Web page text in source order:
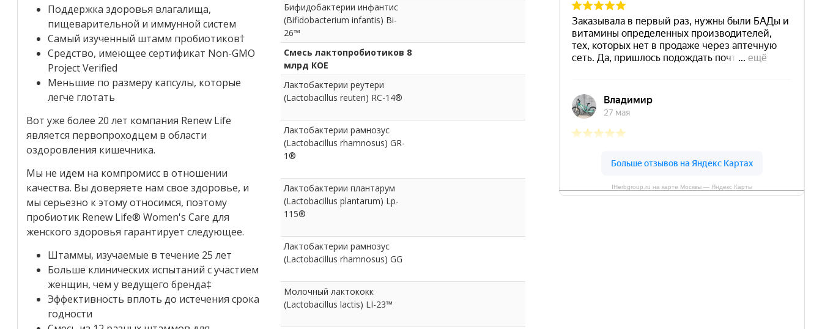
Бифидобактерии инфантис
(Bifidobacterium infantis) Bi-
26™
Смесь лактопробиотиков 8
млрд КОЕ
Лактобактерии реутери
(Lactobacillus reuteri) RC-14®
Лактобактерии рамнозус
(Lactobacillus rhamnosus) GR-
1®
Лактобактерии плантарум
(Lactobacillus plantarum) Lp-
115®
Лактобактерии рамнозус
(Lactobacillus rhamnosus) GG
Молочный лактококк
(Lactobacillus lactis) LI-23™
Поддержка здоровья влагалища,
пищеварительной и иммунной систем
Самый изученный штамм пробиотиков†
Средство, имеющее сертификат Non-GMO
Project Verified
Меньшие по размеру капсулы, которые
легче глотать
Вот уже более 20 лет компания Renew Life
является первопроходцем в области
оздоровления кишечника.
Мы не идем на компромисс в отношении
качества. Вы доверяете нам свое здоровье, и
мы серьезно к этому относимся, поэтому
пробиотик Renew Life® Women's Care для
женского здоровья гарантирует следующее.
Штаммы, изучаемые в течение 25 лет
Больше клинических испытаний с участием
женщин, чем у ведущего бренда‡
Эффективность вплоть до истечения срока
годности
IHerbgroup.ru на карте Москвы — Яндекс Карты